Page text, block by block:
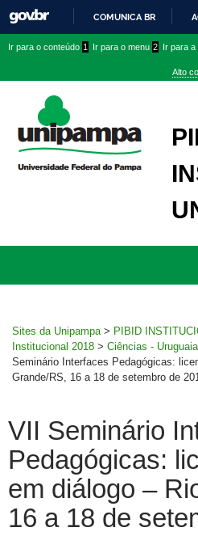
COMUNICA BR
conteúdo
menu
superior
menu
Ir para o conteúdo 1 Ir para o menu 2 Ir para a
Alto
Sites da Unipampa > PIBID
Institucional 2018 > Ciências -
Seminário Interfaces Pedagógicas:
Grande/RS, 16 a 18 de setembro de
VII Seminário
Pedagógicas:
em diálogo –
16 a 18 de